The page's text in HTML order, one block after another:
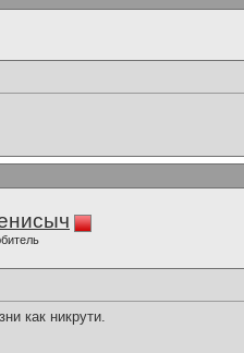
как никрути.